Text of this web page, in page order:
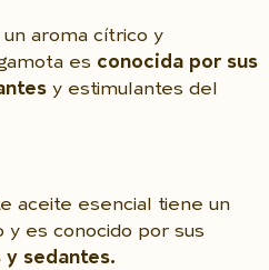
un aroma cítrico y
es conocida por sus
y estimulantes del
aceite esencial tiene un
y es conocido por sus
y sedantes.